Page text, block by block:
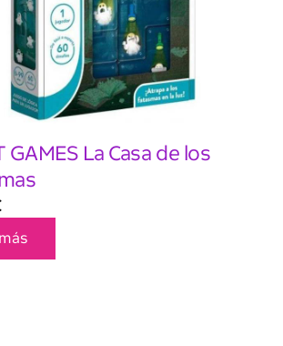
GAMES La Casa de los